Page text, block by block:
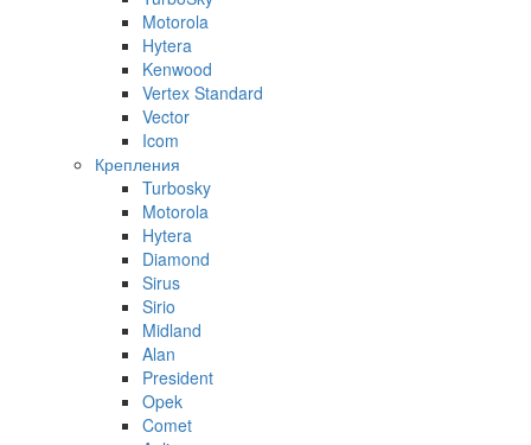
Motorola
Hytera
Kenwood
Vertex Standard
Vector
Icom
Крепления
Turbosky
Motorola
Hytera
Diamond
Sirus
Sirio
Midland
Alan
President
Opek
Comet